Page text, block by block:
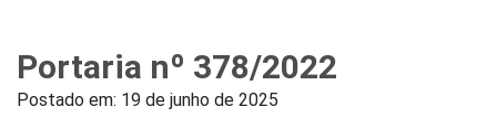
Portaria nº 378/2022
Postado em: 19 de junho de 2025